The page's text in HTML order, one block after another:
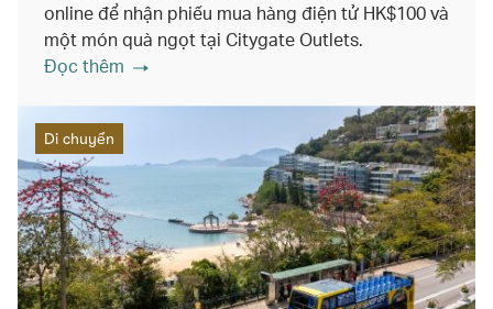
online để nhận phiếu mua hàng điện tử HK$100 và
một món quà ngọt tại Citygate Outlets.
Đọc thêm
Di chuyển